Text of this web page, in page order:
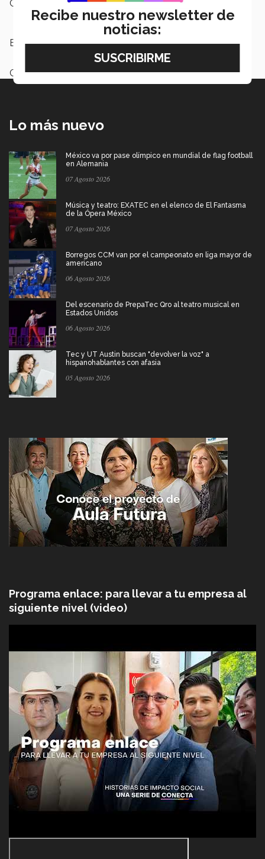
Campus:
Etiquetas: Exámenes Parciales
Categoría: Educación
Lo más nuevo
México va por pase olímpico en mundial de flag football
en Alemania
07 Agosto 2026
Música y teatro: EXATEC en el elenco de El Fantasma
de la Ópera México
07 Agosto 2026
Borregos CCM van por el campeonato en liga mayor de
americano
06 Agosto 2026
Del escenario de PrepaTec Qro al teatro musical en
Estados Unidos
06 Agosto 2026
Tec y UT Austin buscan "devolver la voz" a
hispanohablantes con afasia
05 Agosto 2026
Programa enlace: para llevar a tu empresa al
siguiente nivel (video)
Recibe nuestro newsletter de
noticias: